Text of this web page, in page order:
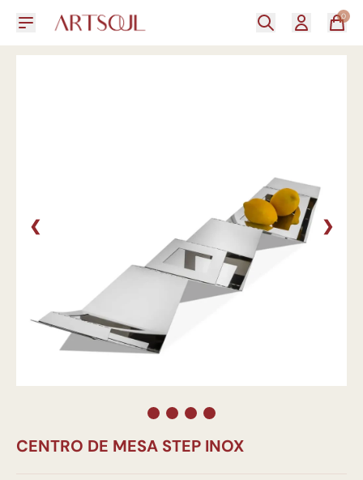
0
❮ ❯
CENTRO DE MESA STEP INOX